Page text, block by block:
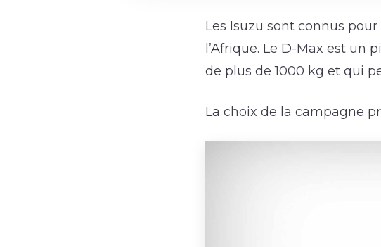
Les Isuzu sont connus
l’Afrique. Le D-Max est
de plus de 1000 kg et qui
La choix de la campagne